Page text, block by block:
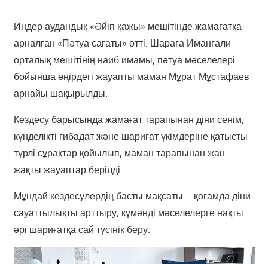
Индер аудандық «Әйіп қажы» мешітінде жамағатқа
арналған «Пәтуа сағаты» өтті. Шараға Иманғали
орталық мешітінің наиб имамы, пәтуа мәселелері
бойынша өңірдегі жауапты маман Мұрат Мұстафаев
арнайы шақырылды.
Кездесу барысында жамағат тарапынан діни сенім,
күнделікті ғибадат және шариғат үкімдеріне қатысты
түрлі сұрақтар қойылып, маман тарапынан жан-
жақты жауаптар берілді.
Мұндай кездесулердің басты мақсаты – қоғамда діни
сауаттылықты арттыру, күмәнді мәселелерге нақты
әрі шариғатқа сай түсінік беру.